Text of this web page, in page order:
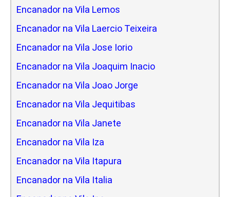
Encanador na Vila Lemos
Encanador na Vila Laercio Teixeira
Encanador na Vila Jose Iorio
Encanador na Vila Joaquim Inacio
Encanador na Vila Joao Jorge
Encanador na Vila Jequitibas
Encanador na Vila Janete
Encanador na Vila Iza
Encanador na Vila Itapura
Encanador na Vila Italia